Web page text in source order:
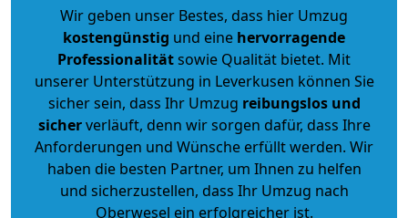
Wir geben unser Bestes, dass hier Umzug
kostengünstig und eine hervorragende
Professionalitätsowie Qualität bietet. Mit
unserer Unterstützung in Leverkusen können Sie
sicher sein, dass Ihr Umzug reibungslos und
sicherverläuft, denn wir sorgen dafür, dass Ihre
Anforderungen und Wünsche erfüllt werden. Wir
haben die besten Partner, um Ihnen zu helfen
und sicherzustellen, dass Ihr Umzug nach
Oberwesel ein erfolgreicher ist.